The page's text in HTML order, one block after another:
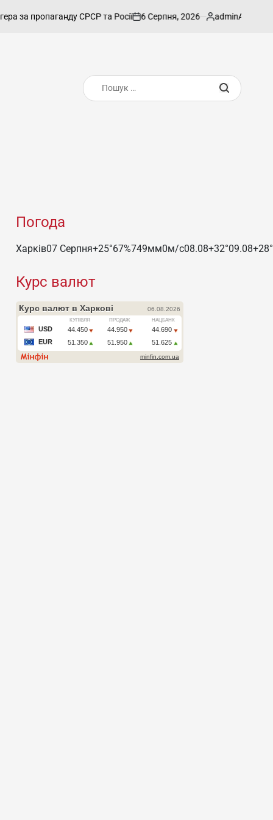
СРСР та Росії
on
6 Серпня, 2026
Опубліковано
admin
Пошук:
Погода
Харків07 Серпня+25°67%749мм0м/c08.08+32°09.08+28°
Курс валют